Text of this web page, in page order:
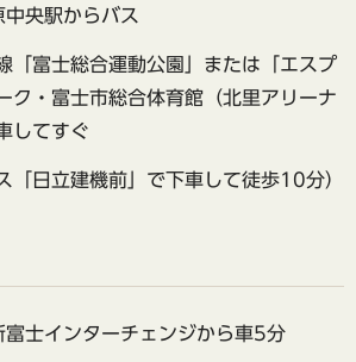
央駅からバス
「富士総合運動公園」または「エスプ
ク・富士市総合体育館（北里アリーナ
してすぐ
「日立建機前」で下車して徒歩10分）
士インターチェンジから車5分